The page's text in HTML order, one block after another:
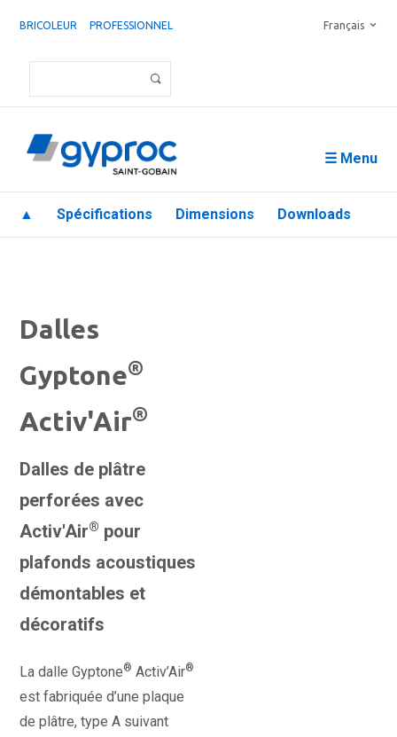
BRICOLEUR PROFESSIONNEL Français
☰ Menu
▲ Spécifications Dimensions Downloads
Dalles
Gyptone®
Activ'Air®
Dalles de plâtre
perforées avec
Activ'Air® pour
plafonds acoustiques
démontables et
décoratifs
La dalle Gyptone® Activ’Air®
est fabriquée d’une plaque
de plâtre, type A suivant